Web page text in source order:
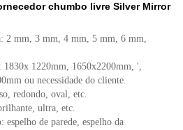
chumbo livre Silver Mirror
2 mm, 3 mm, 4 mm, 5 mm, 6 mm,
1830x 1220mm, 1650x2200mm, ',
ou necessidade do cliente.
redondo, oval, etc.
ultra, etc.
espelho de parede, espelho da